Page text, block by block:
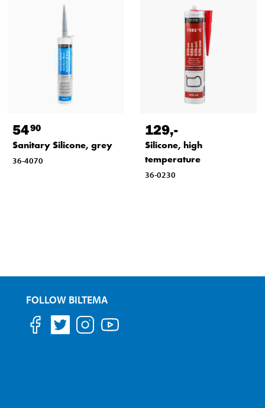
5490
Sanitary Silicone, grey
36-4070
129,-
Silicone, high
temperature
36-0230
FOLLOW BILTEMA